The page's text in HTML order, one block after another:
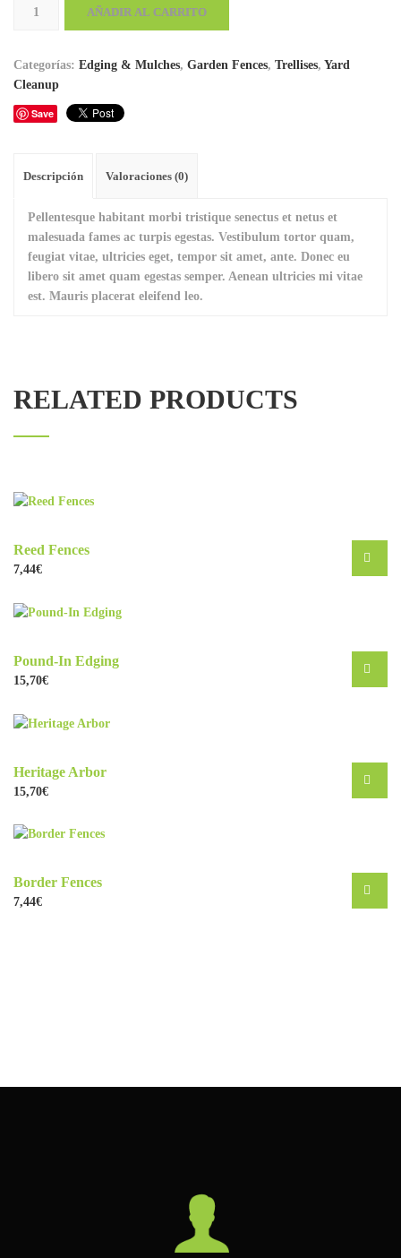
Fish
AÑADIR AL CARRITO
Categorías: Edging & Mulches, Garden Fences, Trellises, Yard
Cleanup
Save
Descripción Valoraciones (0)
Pellentesque habitant morbi tristique senectus et netus et
malesuada fames ac turpis egestas. Vestibulum tortor quam,
feugiat vitae, ultricies eget, tempor sit amet, ante. Donec eu
libero sit amet quam egestas semper. Aenean ultricies mi vitae
est. Mauris placerat eleifend leo.
RELATED PRODUCTS
Reed Fences
7,44€
Pound-In Edging
15,70€
Heritage Arbor
15,70€
Border Fences
7,44€